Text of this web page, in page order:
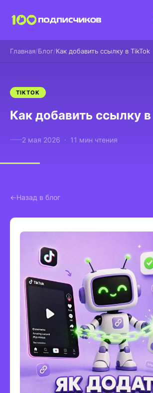
Главная Блог Как добавить ссылку в TikTok
TIKTOK
Как добавить ссылку
2 мая 2026 · 11 мин чтения
Назад в блог